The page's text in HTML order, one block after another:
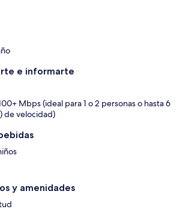
e informarte
Mbps (ideal para 1 o 2 personas o hasta 6
de velocidad)
y amenidades